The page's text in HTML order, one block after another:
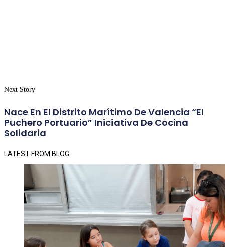
Next Story
Nace En El Distrito Marítimo De Valencia “El
Puchero Portuario” Iniciativa De Cocina
Solidaria
LATEST FROM BLOG